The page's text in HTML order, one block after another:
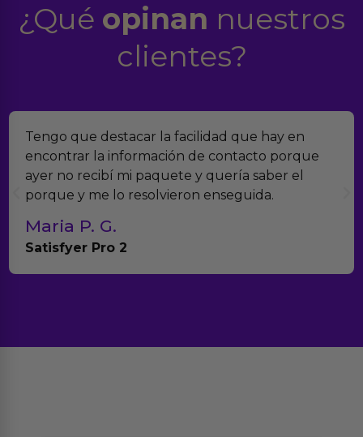
¿Qué opinan nuestros
clientes?
Tengo que destacar la facilidad que hay en
encontrar la información de contacto porque
ayer no recibí mi paquete y quería saber el
porque y me lo resolvieron enseguida.
Maria P. G.
Satisfyer Pro 2